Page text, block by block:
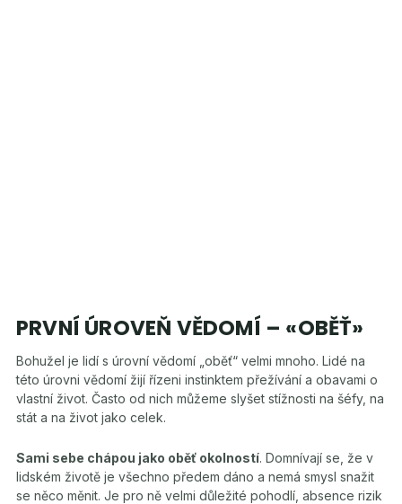
PRVNÍ ÚROVEŇ VĚDOMÍ – «OBĚŤ»
Bohužel je lidí s úrovní vědomí „oběť“ velmi mnoho. Lidé na
této úrovni vědomí žijí řízeni instinktem přežívání a obavami o
vlastní život. Často od nich můžeme slyšet stížnosti na šéfy, na
stát a na život jako celek.
Sami sebe chápou jako oběť okolností. Domnívají se, že v
lidském životě je všechno předem dáno a nemá smysl snažit
se něco měnit. Je pro ně velmi důležité pohodlí, absence rizik